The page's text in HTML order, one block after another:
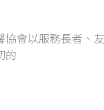
會以服務長者、
的